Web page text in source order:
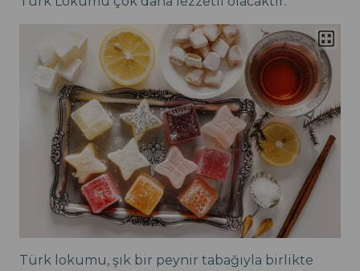
Türk lokumu, şık bir peynir tabağıyla birlikte